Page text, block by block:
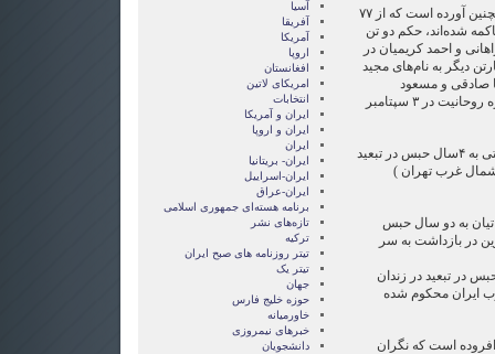
عفو بین‌الملل در گزارش خود همچنین آورده است که از ۷۷
شده‌اند، حکم دو تن
و احمد کریمیان در
دیگر به نام‌های مجید
صادقی و مسعود
سماواتیان، از سوی دادسرای ویژه روحانیت در ۳ سپتامبر
بر اساس این گزارش، مجید الستی به ۴سال حبس در تبعید
متری شمال غرب تهران )
به دو سال حبس
در بازداشت به سر
نیز به ۵ سال حبس در تبعید در زندان
ایران محکوم شده
افروده است که نگران
آسیا
آفریقا
آمریکا
اروپا
افغانستان
امریکای لاتین
انتخابات
ايران و آمريکا
ايران و اروپا
ایران
ایران- بریتانیا
ایران-اسراییل
ایران-عراق
برنامه هسته‌ای جمهوری اسلامی
تازه‌های نشر
ترکیه
تیتر روزنامه های صبح ایران
تیتر یک
جهان
حوزه خلیج فارس
خاورمیانه
خبرهای نیمروزی
دانشجویان